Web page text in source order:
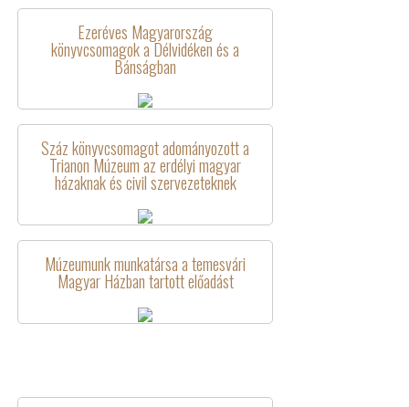
Ezeréves Magyarország
könyvcsomagok a Délvidéken és a
Bánságban
Száz könyvcsomagot adományozott a
Trianon Múzeum az erdélyi magyar
házaknak és civil szervezeteknek
Múzeumunk munkatársa a temesvári
Magyar Házban tartott előadást